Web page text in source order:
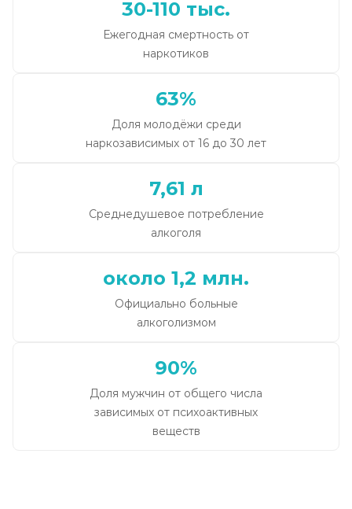
30-110 тыс.
Ежегодная смертность от
наркотиков
63%
Доля молодёжи среди
наркозависимых от 16 до 30 лет
7,61 л
Среднедушевое потребление
алкоголя
около 1,2 млн.
Официально больные
алкоголизмом
90%
Доля мужчин от общего числа
зависимых от психоактивных
веществ